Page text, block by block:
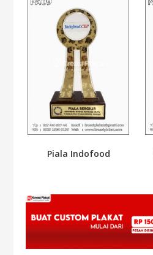
Piala Indofood